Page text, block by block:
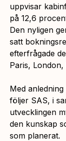
uppvisar
på 12,6
Den nyligen
satt
efterfrågade
Paris,
Med
följer SAS, i
utvecklingen
den kunskap
som planerat.